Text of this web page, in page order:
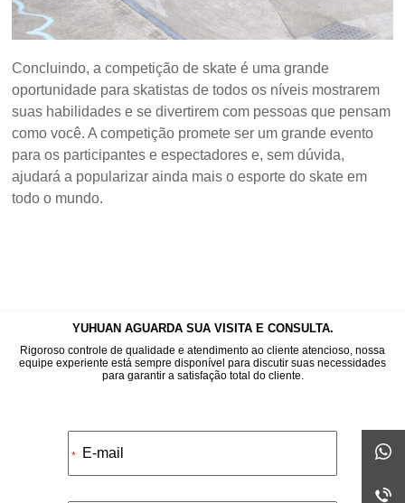
Concluindo, a competição de skate é uma grande
oportunidade para skatistas de todos os níveis mostrarem
suas habilidades e se divertirem com pessoas que pensam
como você. A competição promete ser um grande evento
para os participantes e espectadores e, sem dúvida,
ajudará a popularizar ainda mais o esporte do skate em
todo o mundo.
YUHUAN AGUARDA SUA VISITA E CONSULTA.
Rigoroso controle de qualidade e atendimento ao cliente atencioso, nossa
equipe experiente está sempre disponível para discutir suas necessidades
para garantir a satisfação total do cliente.
*
Alternative: